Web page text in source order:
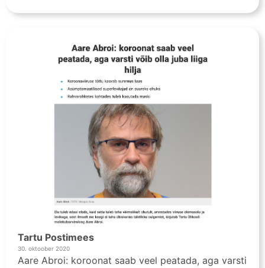
Tartu Postimees
30. oktoober 2020
Aare Abroi: koroonat saab veel peatada, aga varsti